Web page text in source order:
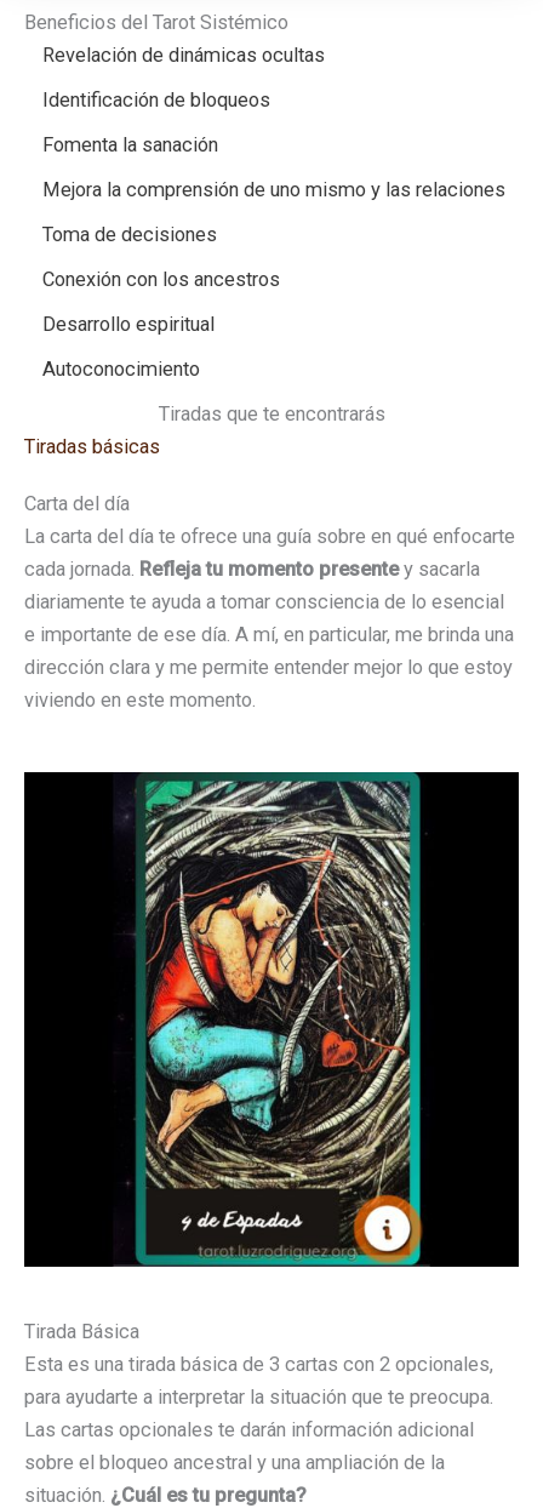
Beneficios del Tarot Sistémico
Revelación de dinámicas ocultas
Identificación de bloqueos
Fomenta la sanación
Mejora la comprensión de uno mismo y las relaciones
Toma de decisiones
Conexión con los ancestros
Desarrollo espiritual
Autoconocimiento
Tiradas que te encontrarás
Tiradas básicas
Carta del día
La carta del día te ofrece una guía sobre en qué enfocarte
cada jornada. Refleja tu momento presentey sacarla
diariamente te ayuda a tomar consciencia de lo esencial
e importante de ese día. A mí, en particular, me brinda una
dirección clara y me permite entender mejor lo que estoy
viviendo en este momento.
Tirada Básica
Esta es una tirada básica de 3 cartas con 2 opcionales,
para ayudarte a interpretar la situación que te preocupa.
Las cartas opcionales te darán información adicional
sobre el bloqueo ancestral y una ampliación de la
situación. ¿Cuál es tu pregunta?